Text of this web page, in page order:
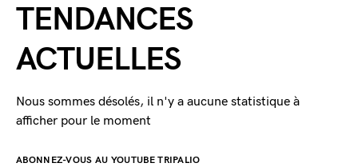
TENDANCES
ACTUELLES
Nous sommes désolés, il n'y a aucune statistique à
afficher pour le moment
ABONNEZ-VOUS AU YOUTUBE TRIPALIO